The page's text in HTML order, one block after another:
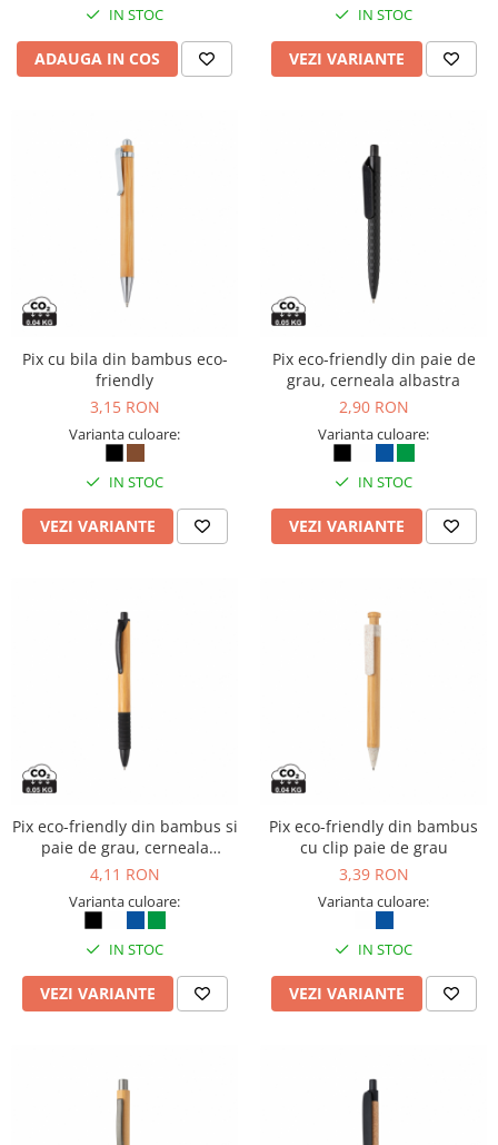
Pixuri cu gel
Stilouri
Seturi de scris Premium
Carioci si creioane colorate
Rezerve instrumente scris
Tavite documente si suporturi
Ascutitori, radiere, agrafe
Foarfece pentru birou
Curatenie si igiena
Produse Antibacteriene
Articole pentru bucatarie
Articole pentru rufe, casa,
geamuri, mobila
Articole pentru birou, suprafete,
Intretinere si odorizante masina
Accesorii pentru curatenie
Tipografie si stampile
Formulare tipizate
personalizate
Stampile, tusiere si tus
Bluze & Pulovere
IN STOC
ADAUGA IN COS
IN STOC
VEZI VARIANTE
Pix cu bila din bambus eco-
friendly
3,15 RON
Varianta culoare:
IN STOC
VEZI VARIANTE
Pix eco-friendly din paie de
grau, cerneala albastra
2,90 RON
Varianta culoare:
IN STOC
VEZI VARIANTE
Pix eco-friendly din bambus si
paie de grau, cerneala
albastra
4,11 RON
Varianta culoare:
IN STOC
VEZI VARIANTE
Pix eco-friendly din bambus
cu clip paie de grau
3,39 RON
Varianta culoare:
IN STOC
VEZI VARIANTE